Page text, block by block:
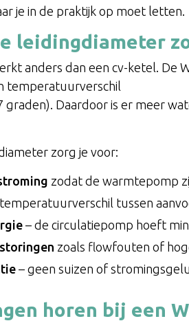
je in de praktijk op moet letten.
leidingdiameter
anders dan een cv-ketel. De
temperatuurverschil
graden). Daardoor is er meer
zorg je voor:
zodat de warmtepomp
tussen
– de circulatiepomp hoeft
zoals flowfouten of
– geen suizen of
horen bij een